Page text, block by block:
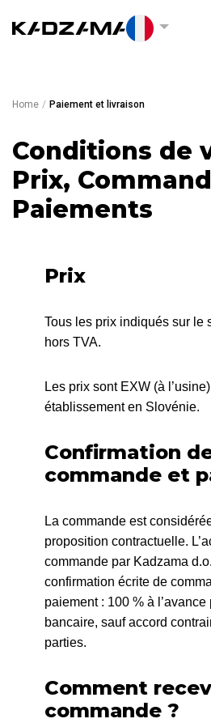
Home / Paiement et livraison
Conditions de
Prix,
Paiements
Prix
Tous les prix indiqués sur le
hors TVA.
Les prix sont EXW (à
établissement en Slovénie.
Confirmation
commande et
La commande est
proposition contractuelle.
commande par Kadzama
confirmation écrite de
paiement : 100 % à
bancaire, sauf accord
parties.
Comment
commande ?